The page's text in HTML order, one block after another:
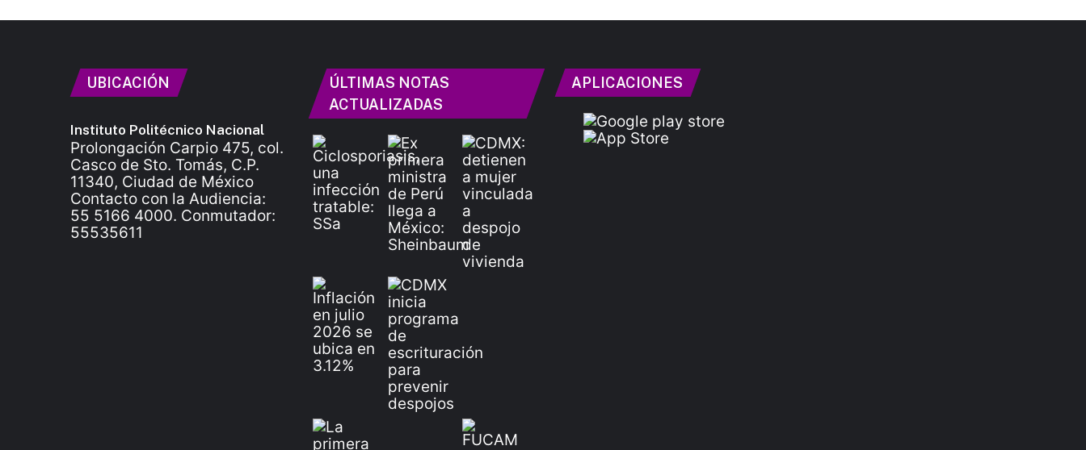
UBICACIÓN
Instituto Politécnico Nacional
Prolongación Carpio 475, col.
Casco de Sto. Tomás, C.P.
11340, Ciudad de México
Contacto con la Audiencia:
55 5166 4000. Conmutador:
55535611
ÚLTIMAS NOTAS
ACTUALIZADAS
APLICACIONES